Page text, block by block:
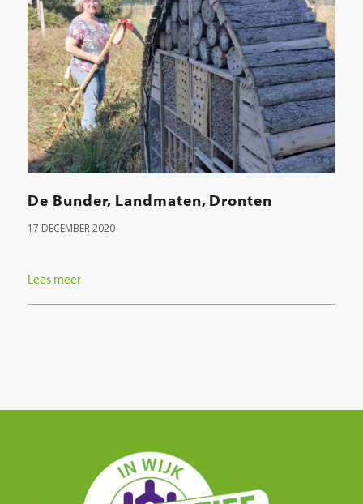
De Bunder, Landmaten, Dronten
17 DECEMBER 2020
Lees meer